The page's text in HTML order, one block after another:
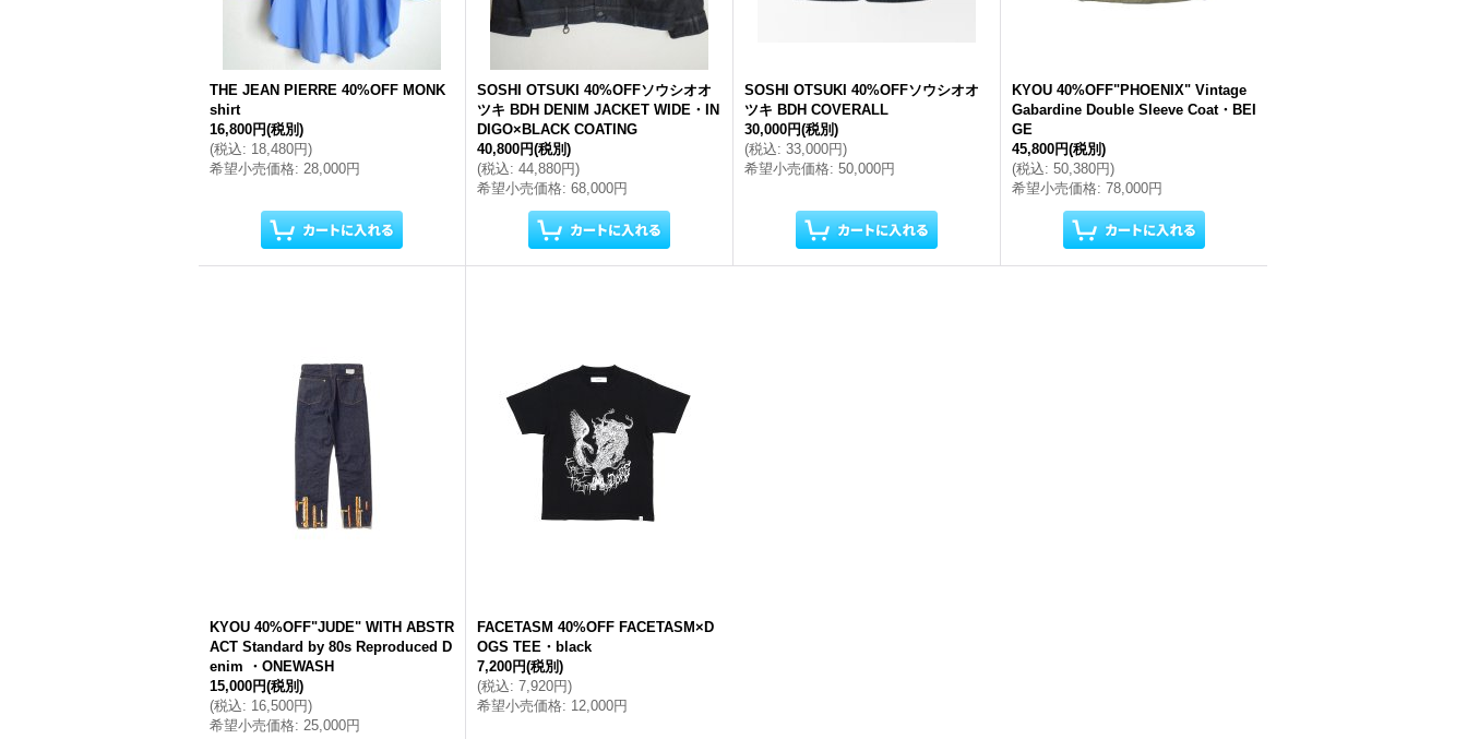
THE JEAN PIERRE 40%OFF MONK
shirt
16,800円(税別)
(税込: 18,480円)
希望小売価格: 28,000円
SOSHI OTSUKI 40%OFFソウシオオ
ツキ BDH DENIM JACKET WIDE・IN
DIGO×BLACK COATING
40,800円(税別)
(税込: 44,880円)
希望小売価格: 68,000円
SOSHI OTSUKI 40%OFFソウシオオ
ツキ BDH COVERALL
30,000円(税別)
(税込: 33,000円)
希望小売価格: 50,000円
KYOU 40%OFF"PHOENIX" Vintage
Gabardine Double Sleeve Coat・BEI
GE
45,800円(税別)
(税込: 50,380円)
希望小売価格: 78,000円
KYOU 40%OFF"JUDE" WITH ABSTR
ACT Standard by 80s Reproduced D
enim ・ONEWASH
15,000円(税別)
(税込: 16,500円)
希望小売価格: 25,000円
FACETASM 40%OFF FACETASM×D
OGS TEE・black
7,200円(税別)
(税込: 7,920円)
希望小売価格: 12,000円